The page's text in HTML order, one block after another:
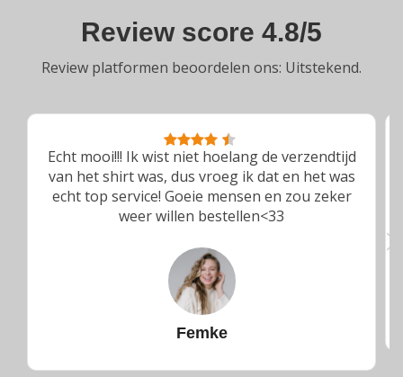
Review score 4.8/5
Review platformen beoordelen ons: Uitstekend.
Echt mooi!!! Ik wist niet hoelang de verzendtijd
van het shirt was, dus vroeg ik dat en het was
echt top service! Goeie mensen en zou zeker
weer willen bestellen<33
Femke